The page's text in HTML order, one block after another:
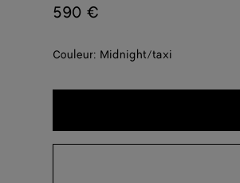
590 €
Couleur: Midnight/taxi